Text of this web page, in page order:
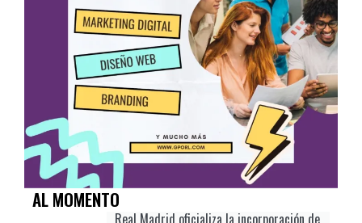
AL MOMENTO